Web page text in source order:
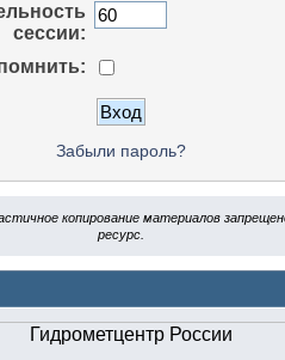
сессии:
Забыли пароль?
копирование материалов
ресурс.